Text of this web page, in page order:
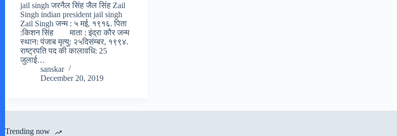
jail singh जरनैल सिंह जैल सिंह Zail
Singh indian president jail singh
Zail Singh जन्म : ५ मई, १९१६. पिता
:किशन सिंह माता : इंद्रा कौर जन्म
स्थान: पंजाब मृत्यु: २५दिसंम्बर, १९९४.
राष्ट्रपति पद की कालावधि: 25
जुलाई…
sanskar
December 20, 2019
Trending now